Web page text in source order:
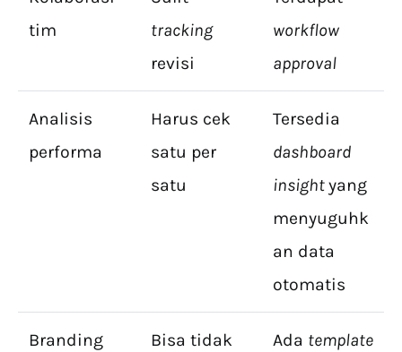
tim
tracking
revisi
workflow
approval
Analisis
performa
Harus cek
satu per
satu
Tersedia
dashboard
insightyang
menyuguhk
an data
otomatis
Branding
Bisa tidak
Ada template